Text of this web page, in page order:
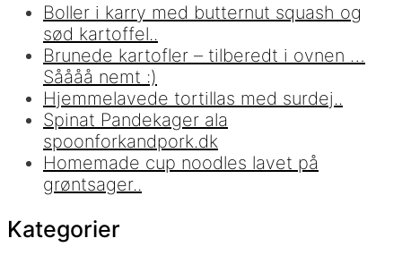
Boller i karry med butternut squash og
sød kartoffel..
Brunede kartofler – tilberedt i ovnen …
Såååå nemt :)
Hjemmelavede tortillas med surdej..
Spinat Pandekager ala
spoonforkandpork.dk
Homemade cup noodles lavet på
grøntsager..
Kategorier